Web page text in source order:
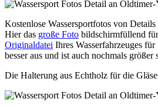
Kostenlose Wassersportfotos von
Hier das große Foto bildschirmfüllend
Originaldatei Ihres Wasserfahrzeuges
besser aus und ist auch nochmals größer
Die Halterung aus Echtholz für die